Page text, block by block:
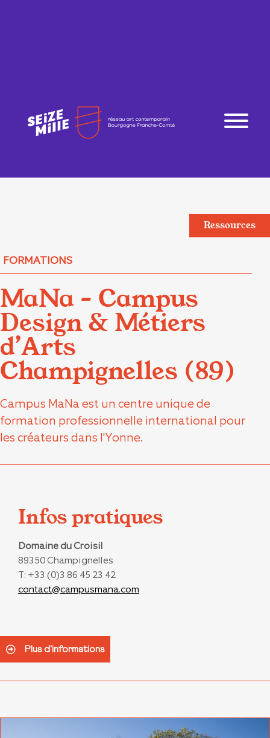
Ressources
FORMATIONS
MaNa – Campus
Design & Métiers
d’Arts
Champignelles (89)
Campus MaNa est un centre unique de
formation professionnelle international pour
les créateurs dans l'Yonne.
Infos pratiques
Domaine du Croisil
89350 Champignelles
T: +33 (0)3 86 45 23 42
contact@campusmana.com
Plus d'informations